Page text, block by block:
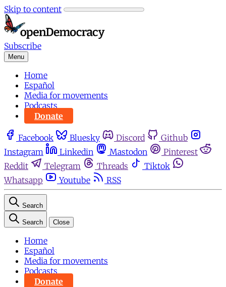
Skip to content
Subscribe
Menu
Home
Español
Media for movements
Podcasts
Donate
Facebook Bluesky Discord
Github
Instagram
Linkedin Mastodon
Pinterest
Reddit
Telegram Threads
Tiktok
Whatsapp
Youtube RSS
Search
Search Close
Home
Español
Media for movements
Podcasts
Donate